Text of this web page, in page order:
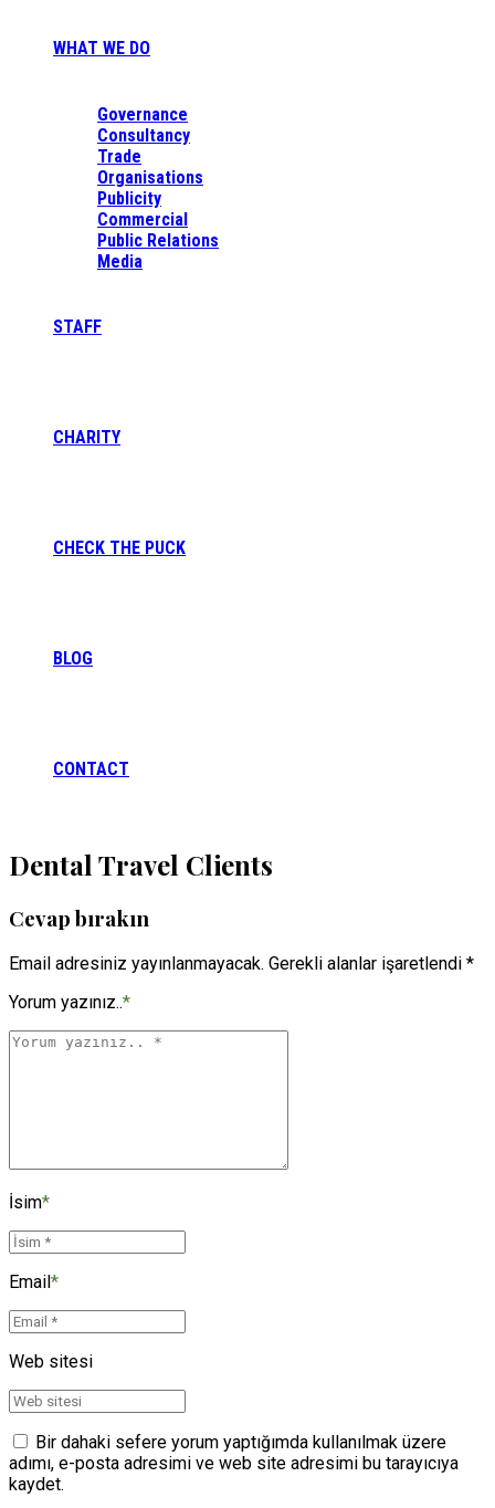
WHAT WE DO
Governance
Consultancy
Trade
Organisations
Publicity
Commercial
Public Relations
Media
STAFF
CHARITY
CHECK THE PUCK
BLOG
CONTACT
Dental Travel Clients
Cevap bırakın
Email adresiniz yayınlanmayacak. Gerekli alanlar işaretlendi *
Yorum yazınız..*
İsim*
Email*
Web sitesi
Bir dahaki sefere yorum yaptığımda kullanılmak üzere
adımı, e-posta adresimi ve web site adresimi bu tarayıcıya
kaydet.